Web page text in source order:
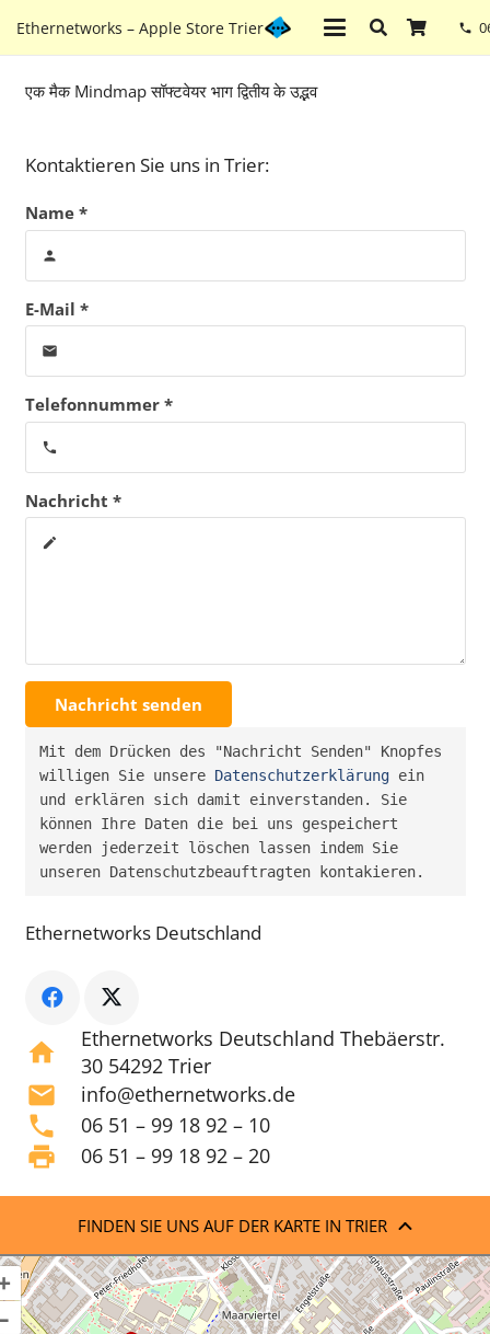
Ethernetworks – Apple Store Trier phone
एक मैक Mindmap सॉफ्टवेयर भाग द्वितीय के उद्भव
Kontaktieren Sie uns in Trier:
Name *
person
E-Mail *
email
Telefonnummer *
phone
Nachricht *
create
Nachricht senden
Mit dem Drücken des "Nachricht Senden" Knopfes
willigen Sie unsere Datenschutzerklärung ein
und erklären sich damit einverstanden. Sie
können Ihre Daten die bei uns gespeichert
werden jederzeit löschen lassen indem Sie
unseren Datenschutzbeauftragten kontakieren.
Ethernetworks Deutschland
home
Ethernetworks Deutschland Thebäerstr.
30 54292 Trier
mail info@ethernetworks.de
phone 06 51 – 99 18 92 – 10
print 06 51 – 99 18 92 – 20
FINDEN SIE UNS AUF DER KARTE IN TRIER